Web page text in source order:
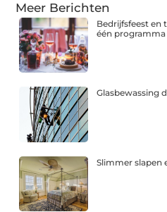
Meer Berichten
Bedrijfsfeest en
één programma
Glasbewassing
Slimmer slapen